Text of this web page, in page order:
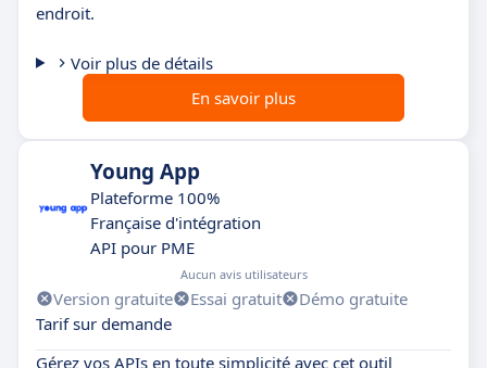
endroit.
Voir plus de détails
En savoir plus
Young App
Plateforme 100%
Française d'intégration
API pour PME
Aucun avis utilisateurs
Version gratuite Essai gratuit
Démo gratuite
Tarif sur demande
Gérez vos APIs en toute simplicité avec cet outil